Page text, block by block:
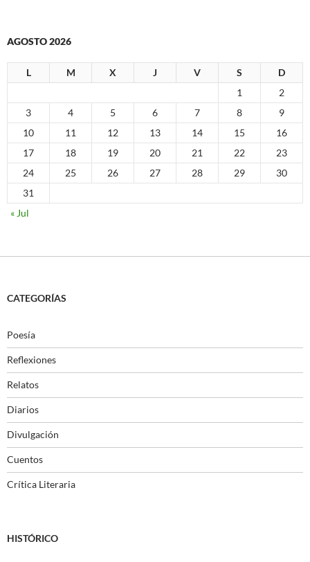
AGOSTO 2026
L M X J V S
D
1
2
3
4 5 6 7 8
9
10
11 12 13 14 15
16
17
18 19 20 21 22
23
24
25 26 27 28 29
30
31
« Jul
CATEGORÍAS
Poesía
Reflexiones
Relatos
Diarios
Divulgación
Cuentos
Crítica Literaria
HISTÓRICO